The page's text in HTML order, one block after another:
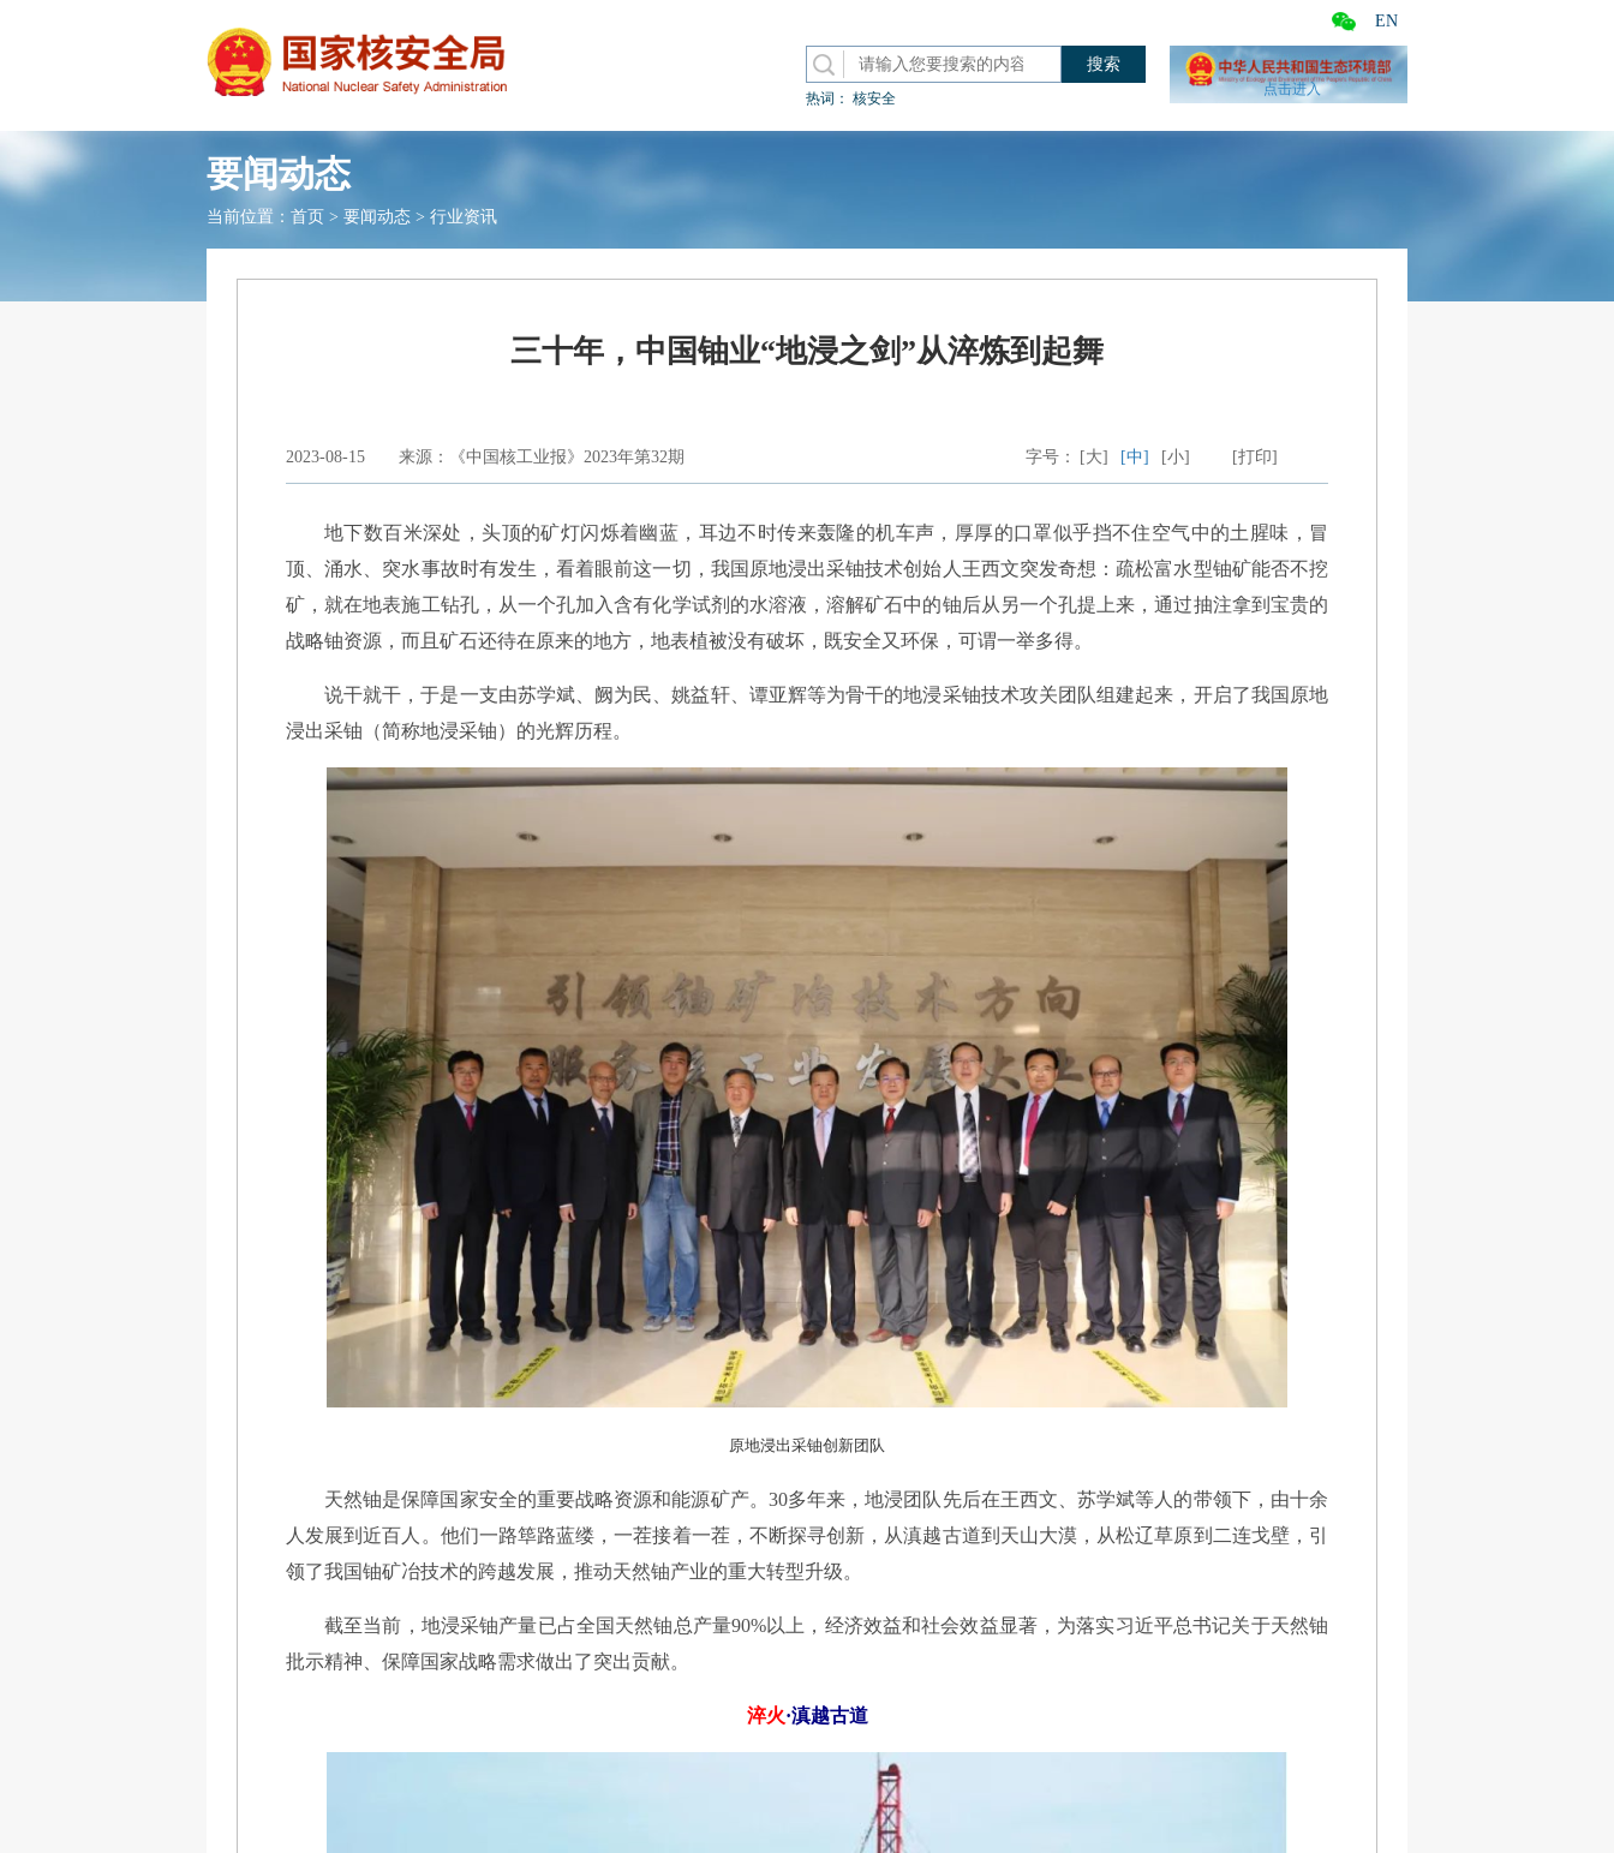
EN
热词： 核安全
点击进入
要闻动态
当前位置： 首页 > 要闻动态 > 行业资讯
三十年，中国铀业“地浸之剑”从淬炼到起舞
2023-08-15 来源：《中国核工业报》2023年第32期 [打印]
字号： [大] [中] [小]
地下数百米深处，头顶的矿灯闪烁着幽蓝，耳边不时传来轰隆的机车声，厚厚的口罩似乎挡不住空气中的土腥味，冒
顶、涌水、突水事故时有发生，看着眼前这一切，我国原地浸出采铀技术创始人王西文突发奇想：疏松富水型铀矿能否不挖
矿，就在地表施工钻孔，从一个孔加入含有化学试剂的水溶液，溶解矿石中的铀后从另一个孔提上来，通过抽注拿到宝贵的
战略铀资源，而且矿石还待在原来的地方，地表植被没有破坏，既安全又环保，可谓一举多得。
说干就干，于是一支由苏学斌、阙为民、姚益轩、谭亚辉等为骨干的地浸采铀技术攻关团队组建起来，开启了我国原地
浸出采铀（简称地浸采铀）的光辉历程。
原地浸出采铀创新团队
天然铀是保障国家安全的重要战略资源和能源矿产。30多年来，地浸团队先后在王西文、苏学斌等人的带领下，由十余
人发展到近百人。他们一路筚路蓝缕，一茬接着一茬，不断探寻创新，从滇越古道到天山大漠，从松辽草原到二连戈壁，引
领了我国铀矿冶技术的跨越发展，推动天然铀产业的重大转型升级。
截至当前，地浸采铀产量已占全国天然铀总产量90%以上，经济效益和社会效益显著，为落实习近平总书记关于天然铀
批示精神、保障国家战略需求做出了突出贡献。
淬火·滇越古道